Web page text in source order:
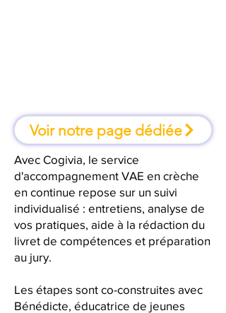
Voir notre page dédiée
Avec Cogivia, le service
d'accompagnement VAE en crèche
en continue repose sur un suivi
individualisé : entretiens, analyse de
vos pratiques, aide à la rédaction du
livret de compétences et préparation
au jury.
Les étapes sont co-construites avec
Bénédicte, éducatrice de jeunes